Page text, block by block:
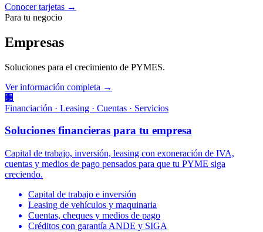
Conocer tarjetas →
Para tu negocio
Empresas
Soluciones para el crecimiento de PYMES.
Ver información completa →
🏢
Financiación · Leasing · Cuentas · Servicios
Soluciones financieras para tu empresa
Capital de trabajo, inversión, leasing con exoneración de IVA,
cuentas y medios de pago pensados para que tu PYME siga
creciendo.
Capital de trabajo e inversión
Leasing de vehículos y maquinaria
Cuentas, cheques y medios de pago
Créditos con garantía ANDE y SIGA